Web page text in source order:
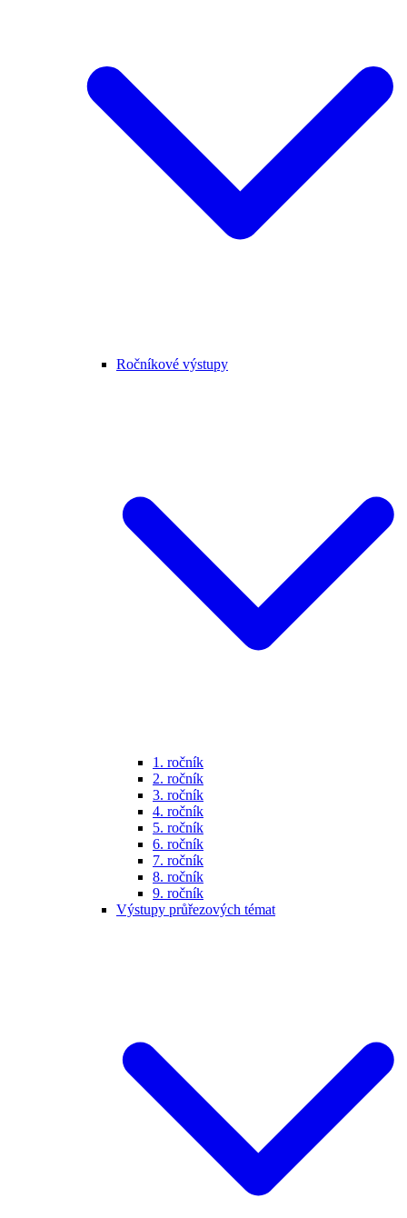
Ročníkové výstupy
1. ročník
2. ročník
3. ročník
4. ročník
5. ročník
6. ročník
7. ročník
8. ročník
9. ročník
Výstupy průřezových témat